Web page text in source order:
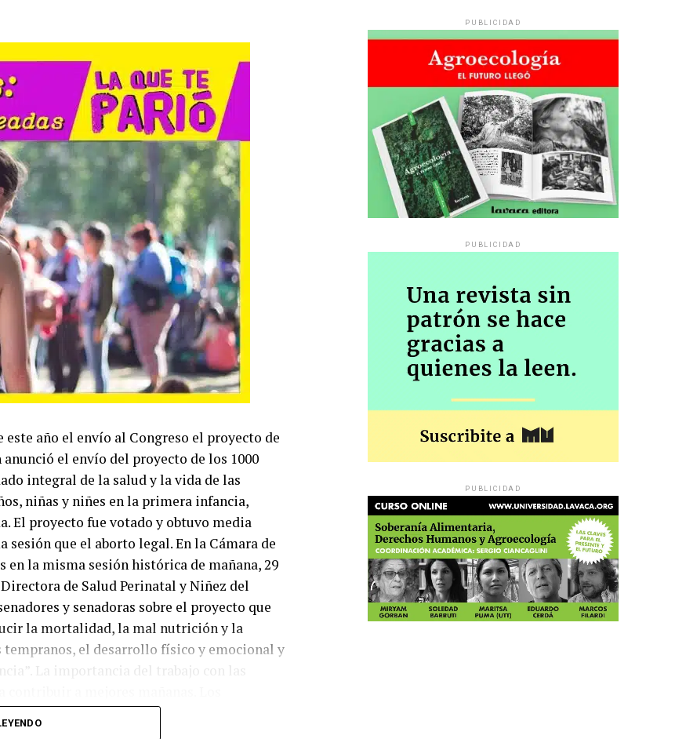
año el envío al Congreso el proyecto de
el envío del proyecto de los 1000
integral de la salud y la vida de las
niñas y niñes en la primera infancia,
El proyecto fue votado y obtuvo media
que el aborto legal. En la Cámara de
en la misma sesión histórica de mañana, 29
de Salud Perinatal y Niñez del
y senadoras sobre el proyecto que
la mortalidad, la mal nutrición y la
el desarrollo físico y emocional y
La importancia del trabajo con las
para repararlos. Y por qué el proyecto de
del embarazo son parte de una misma
PUBLICIDAD
PUBLICIDAD
PUBLICIDAD